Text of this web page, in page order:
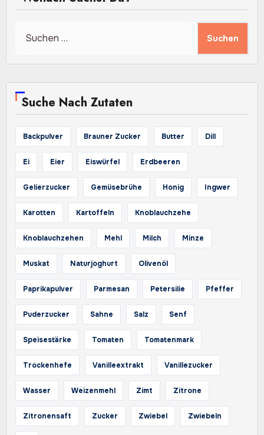
Suche Nach Zutaten
Backpulver Brauner Zucker Butter Dill
Ei Eier Eiswürfel Erdbeeren
Gelierzucker Gemüsebrühe Honig Ingwer
Karotten Kartoffeln Knoblauchzehe
Knoblauchzehen Mehl Milch Minze
Muskat Naturjoghurt Olivenöl
Paprikapulver Parmesan Petersilie Pfeffer
Puderzucker Sahne Salz Senf
Speisestärke Tomaten Tomatenmark
Trockenhefe Vanilleextrakt Vanillezucker
Wasser Weizenmehl Zimt Zitrone
Zitronensaft Zucker Zwiebel Zwiebeln